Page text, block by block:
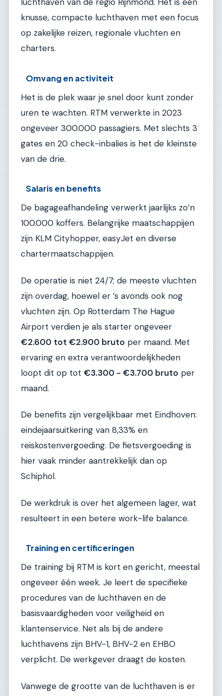
knusse, compacte luchthaven met een focus
op zakelijke reizen, regionale vluchten en
charters.
Omvang en activiteit
Het is de plek waar je snel door kunt zonder
uren te wachten. RTM verwerkte in 2023
ongeveer 300.000 passagiers. Met slechts 3
gates en 20 check-inbalies is het de kleinste
van de drie.
Salaris en benefits
De bagageafhandeling verwerkt jaarlijks zo’n
100.000 koffers. Belangrijke maatschappijen
zijn KLM Cityhopper, easyJet en diverse
chartermaatschappijen.
De operatie is niet 24/7; de meeste vluchten
zijn overdag, hoewel er ’s avonds ook nog
vluchten zijn. Op Rotterdam The Hague
Airport verdien je als starter ongeveer
€2.600 tot €2.900 bruto per maand. Met
ervaring en extra verantwoordelijkheden
loopt dit op tot €3.300 - €3.700 bruto per
maand.
De benefits zijn vergelijkbaar met Eindhoven:
eindejaarsuitkering van 8,33% en
reiskostenvergoeding. De fietsvergoeding is
hier vaak minder aantrekkelijk dan op
Schiphol.
De werkdruk is over het algemeen lager, wat
resulteert in een betere work-life balance.
Training en certificeringen
De training bij RTM is kort en gericht, meestal
ongeveer één week. Je leert de specifieke
procedures van de luchthaven en de
basisvaardigheden voor veiligheid en
klantenservice. Net als bij de andere
luchthavens zijn BHV-1, BHV-2 en EHBO
verplicht. De werkgever draagt de kosten.
Vanwege de grootte van de luchthaven is er